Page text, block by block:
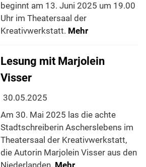
beginnt am 13. Juni 2025 um 19.00
Uhr im Theatersaal der
Kreativwerkstatt. Mehr
Lesung mit Marjolein
Visser
30.05.2025
Am 30. Mai 2025 las die achte
Stadtschreiberin Ascherslebens im
Theatersaal der Kreativwerkstatt,
die Autorin Marjolein Visser aus den
Niederlanden. Mehr